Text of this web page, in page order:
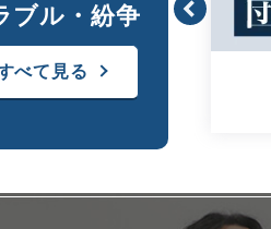
ブル・紛争
べて見る
組合・
交渉